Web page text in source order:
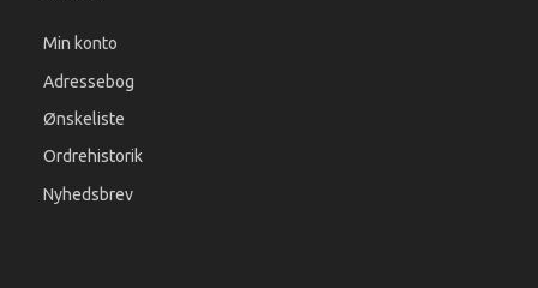
Min konto
Adressebog
Ønskeliste
Ordrehistorik
Nyhedsbrev